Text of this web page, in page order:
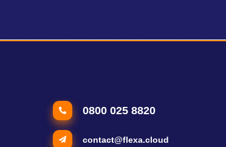
0800 025 8820
contact@flexa.cloud